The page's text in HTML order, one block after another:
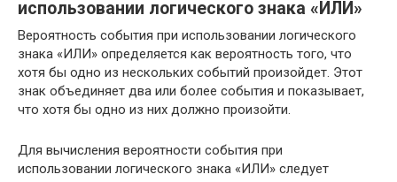
использовании логического знака «ИЛИ»
Вероятность события при использовании логического
знака «ИЛИ» определяется как вероятность того, что
хотя бы одно из нескольких событий произойдет. Этот
знак объединяет два или более события и показывает,
что хотя бы одно из них должно произойти.
Для вычисления вероятности события при
использовании логического знака «ИЛИ» следует